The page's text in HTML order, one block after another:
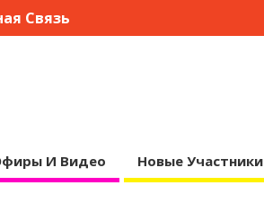
Связь
И Видео Новые Участники